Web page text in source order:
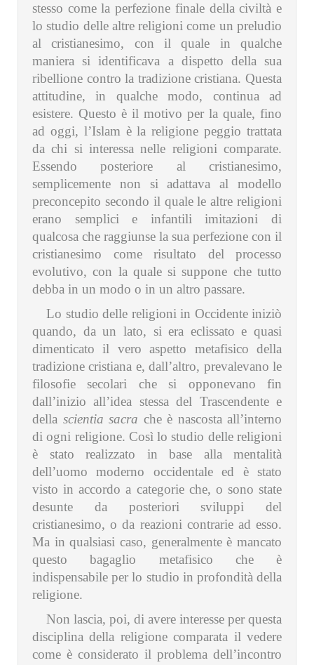
stesso come la perfezione finale della civiltà e
lo studio delle altre religioni come un preludio
al cristianesimo, con il quale in qualche
maniera si identificava a dispetto della sua
ribellione contro la tradizione cristiana. Questa
attitudine, in qualche modo, continua ad
esistere. Questo è il motivo per la quale, fino
ad oggi, l’Islam è la religione peggio trattata
da chi si interessa nelle religioni comparate.
Essendo posteriore al cristianesimo,
semplicemente non si adattava al modello
preconcepito secondo il quale le altre religioni
erano semplici e infantili imitazioni di
qualcosa che raggiunse la sua perfezione con il
cristianesimo come risultato del processo
evolutivo, con la quale si suppone che tutto
debba in un modo o in un altro passare.
Lo studio delle religioni in Occidente iniziò
quando, da un lato, si era eclissato e quasi
dimenticato il vero aspetto metafisico della
tradizione cristiana e, dall’altro, prevalevano le
filosofie secolari che si opponevano fin
dall’inizio all’idea stessa del Trascendente e
della scientia sacra che è nascosta all’interno
di ogni religione. Così lo studio delle religioni
è stato realizzato in base alla mentalità
dell’uomo moderno occidentale ed è stato
visto in accordo a categorie che, o sono state
desunte da posteriori sviluppi del
cristianesimo, o da reazioni contrarie ad esso.
Ma in qualsiasi caso, generalmente è mancato
questo bagaglio metafisico che è
indispensabile per lo studio in profondità della
religione.
Non lascia, poi, di avere interesse per questa
disciplina della religione comparata il vedere
come è considerato il problema dell’incontro